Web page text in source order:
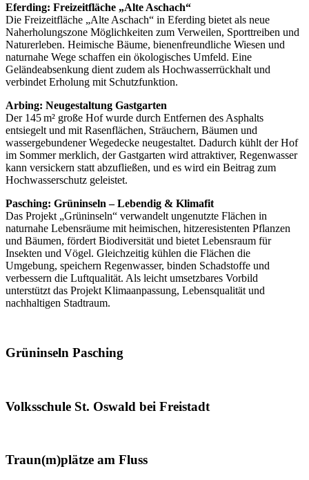
Eferding: Freizeitfläche „Alte Aschach“
Die Freizeitfläche „Alte Aschach“ in Eferding bietet als neue
Naherholungszone Möglichkeiten zum Verweilen, Sporttreiben und
Naturerleben. Heimische Bäume, bienenfreundliche Wiesen und
naturnahe Wege schaffen ein ökologisches Umfeld. Eine
Geländeabsenkung dient zudem als Hochwasserrückhalt und
verbindet Erholung mit Schutzfunktion.
Arbing: Neugestaltung Gastgarten
Der 145 m² große Hof wurde durch Entfernen des Asphalts
entsiegelt und mit Rasenflächen, Sträuchern, Bäumen und
wassergebundener Wegedecke neugestaltet. Dadurch kühlt der Hof
im Sommer merklich, der Gastgarten wird attraktiver, Regenwasser
kann versickern statt abzufließen, und es wird ein Beitrag zum
Hochwasserschutz geleistet.
Pasching: Grüninseln – Lebendig & Klimafit
Das Projekt „Grüninseln“ verwandelt ungenutzte Flächen in
naturnahe Lebensräume mit heimischen, hitzeresistenten Pflanzen
und Bäumen, fördert Biodiversität und bietet Lebensraum für
Insekten und Vögel. Gleichzeitig kühlen die Flächen die
Umgebung, speichern Regenwasser, binden Schadstoffe und
verbessern die Luftqualität. Als leicht umsetzbares Vorbild
unterstützt das Projekt Klimaanpassung, Lebensqualität und
nachhaltigen Stadtraum.
Grüninseln Pasching
Volksschule St. Oswald bei Freistadt
Traun(m)plätze am Fluss